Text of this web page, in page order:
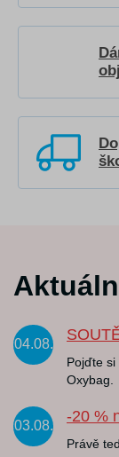
04.08.
Pojďte
Oxybag.
03.08.
-20 %
Právě